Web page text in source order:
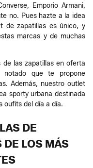
Emporio Armani,
no. Pues hazte a la idea
de zapatillas es único, y
marcas y de muchas
las zapatillas en oferta
notado que te propone
Además, nuestro outlet
sporty urbana destinada
oufits del día a día.
DE
DE LOS MÁS